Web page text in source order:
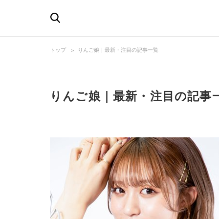
トップ りんご娘｜最新・注目の記事一覧
りんご娘｜最新・注目の記事